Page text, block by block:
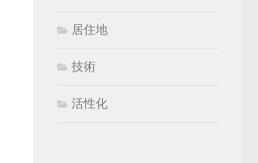
居住地
技術
活性化